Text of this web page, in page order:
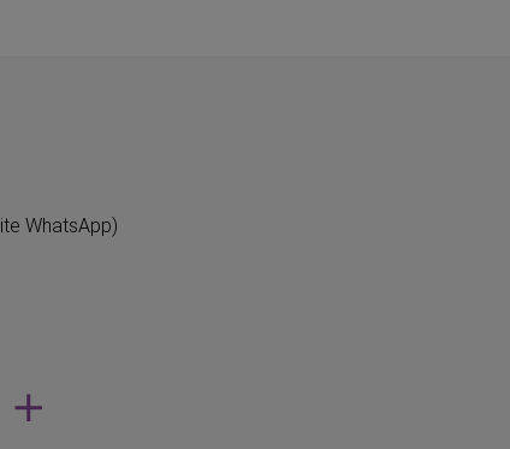
WhatsApp)